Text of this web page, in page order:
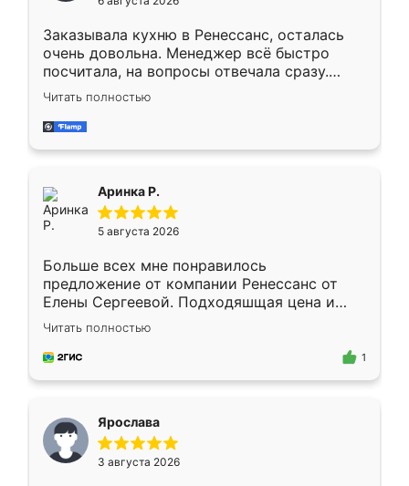
мебели буду заказывать только здесь.
Заказывала кухню в Ренессанс, осталась
очень довольна. Менеджер всё быстро
посчитала, на вопросы отвечала сразу.
Замерщик приехал в субботу, подошёл к
делу со всей ответственностью. Собрали
за день, ребята работали аккуратно, даже
Читать полностью
Аринка Р.
5 августа 2026
Больше всех мне понравилось
предложение от компании Ренессанс от
Елены Сергеевой. Подходяшщая цена и
короткие сроки изготовления. Приехавший
для замера сотрудник Владислав
предложил по моему эскизу самый
Читать полностью
1
Ярослава
3 августа 2026